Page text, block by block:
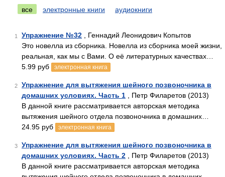
все
электронные книги аудиокниги
1 Упражнение №32 , Геннадий Леонидович Копытов
Это новелла из сборника. Новелла из сборника моей жизни,
реальная, как мы с Вами. О её литературных качествах…
5.99 руб
электронная книга
2
Упражнение для вытяжения шейного позвоночника в
домашних условиях. Часть 1 , Петр Филаретов (2013)
В данной книге рассматривается авторская методика
вытяжения шейного отдела позвоночника в домашних…
24.95 руб
электронная книга
3
Упражнение для вытяжения шейного позвоночника в
домашних условиях. Часть 2 , Петр Филаретов (2013)
В данной книге рассматривается авторская методика